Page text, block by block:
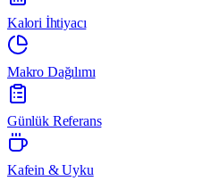
Kalori İhtiyacı
Makro Dağılımı
Günlük Referans
Kafein & Uyku